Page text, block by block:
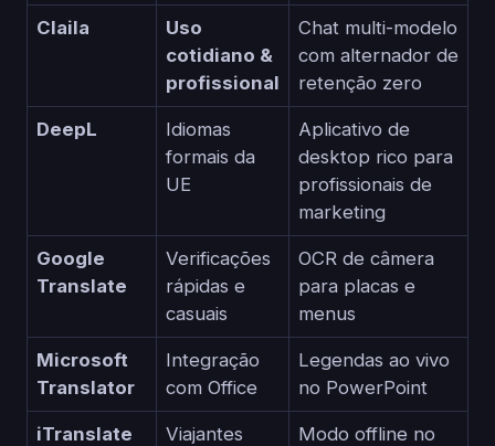
Claila
Uso
cotidiano &
profissional
Chat multi-modelo
com alternador de
retenção zero
DeepL
Idiomas
formais da
UE
Aplicativo de
desktop rico para
profissionais de
marketing
Google
Translate
Verificações
rápidas e
casuais
OCR de câmera
para placas e
menus
Microsoft
Translator
Integração
com Office
Legendas ao vivo
no PowerPoint
iTranslate Viajantes
Modo offline no